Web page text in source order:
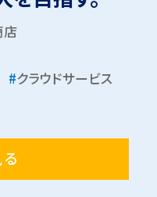
店
#クラウドサービス